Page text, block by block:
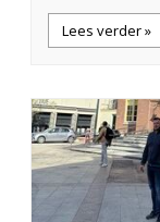
Lees verder »